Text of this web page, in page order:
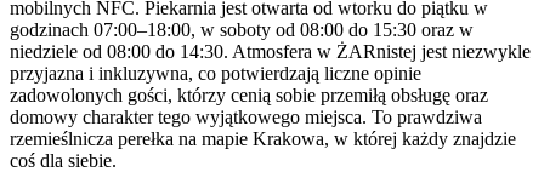
mobilnych NFC. Piekarnia jest otwarta od wtorku do piątku w
godzinach 07:00–18:00, w soboty od 08:00 do 15:30 oraz w
niedziele od 08:00 do 14:30. Atmosfera w ŻARnistej jest niezwykle
przyjazna i inkluzywna, co potwierdzają liczne opinie
zadowolonych gości, którzy cenią sobie przemiłą obsługę oraz
domowy charakter tego wyjątkowego miejsca. To prawdziwa
rzemieślnicza perełka na mapie Krakowa, w której każdy znajdzie
coś dla siebie.